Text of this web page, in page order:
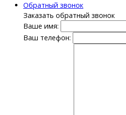
Обратный звонок
Заказать обратный звонок
Ваше имя:
Ваш телефон: